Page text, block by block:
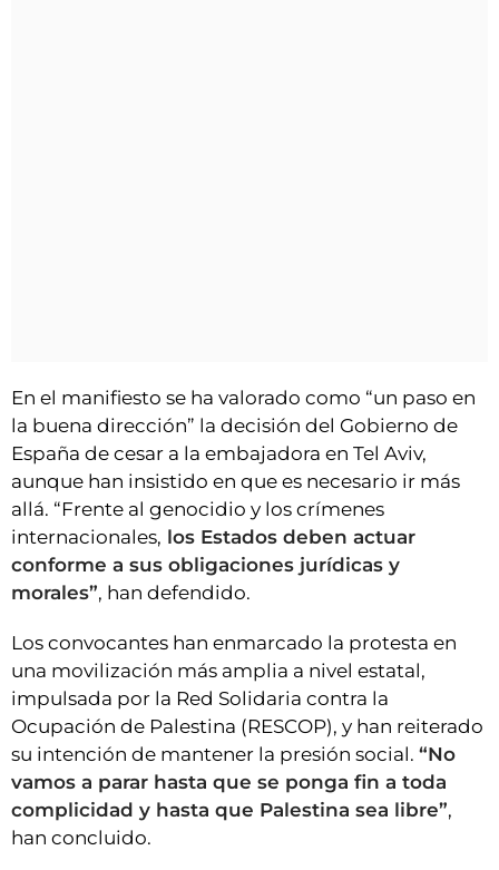
En el manifiesto se ha valorado como “un paso en
la buena dirección” la decisión del Gobierno de
España de cesar a la embajadora en Tel Aviv,
aunque han insistido en que es necesario ir más
allá. “Frente al genocidio y los crímenes
internacionales, los Estados deben actuar
conforme a sus obligaciones jurídicas y
morales”, han defendido.
Los convocantes han enmarcado la protesta en
una movilización más amplia a nivel estatal,
impulsada por la Red Solidaria contra la
Ocupación de Palestina (RESCOP), y han reiterado
su intención de mantener la presión social. “No
vamos a parar hasta que se ponga fin a toda
complicidad y hasta que Palestina sea libre”,
han concluido.